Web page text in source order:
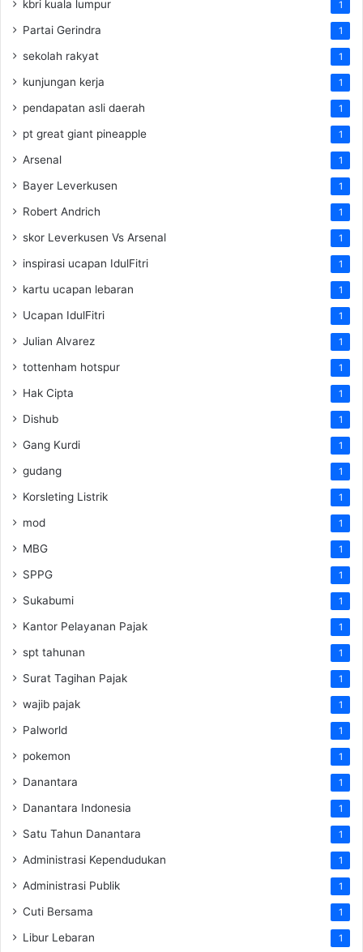
kbri kuala lumpur 1
Partai Gerindra 1
sekolah rakyat 1
kunjungan kerja 1
pendapatan asli daerah 1
pt great giant pineapple 1
Arsenal 1
Bayer Leverkusen 1
Robert Andrich 1
skor Leverkusen Vs Arsenal 1
inspirasi ucapan IdulFitri 1
kartu ucapan lebaran 1
Ucapan IdulFitri 1
Julian Alvarez 1
tottenham hotspur 1
Hak Cipta 1
Dishub 1
Gang Kurdi 1
gudang 1
Korsleting Listrik 1
mod 1
MBG 1
SPPG 1
Sukabumi 1
Kantor Pelayanan Pajak 1
spt tahunan 1
Surat Tagihan Pajak 1
wajib pajak 1
Palworld 1
pokemon 1
Danantara 1
Danantara Indonesia 1
Satu Tahun Danantara 1
Administrasi Kependudukan 1
Administrasi Publik 1
Cuti Bersama 1
Libur Lebaran 1